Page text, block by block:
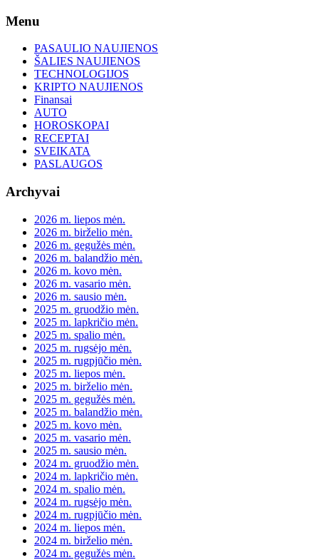
Skip
content
Menu
PASAULIO NAUJIENOS
ŠALIES NAUJIENOS
TECHNOLOGIJOS
KRIPTO NAUJIENOS
Finansai
AUTO
HOROSKOPAI
RECEPTAI
SVEIKATA
PASLAUGOS
Archyvai
2026 m. liepos mėn.
2026 m. birželio mėn.
2026 m. gegužės mėn.
2026 m. balandžio mėn.
2026 m. kovo mėn.
2026 m. vasario mėn.
2026 m. sausio mėn.
2025 m. gruodžio mėn.
2025 m. lapkričio mėn.
2025 m. spalio mėn.
2025 m. rugsėjo mėn.
2025 m. rugpjūčio mėn.
2025 m. liepos mėn.
2025 m. birželio mėn.
2025 m. gegužės mėn.
2025 m. balandžio mėn.
2025 m. kovo mėn.
2025 m. vasario mėn.
2025 m. sausio mėn.
2024 m. gruodžio mėn.
2024 m. lapkričio mėn.
2024 m. spalio mėn.
2024 m. rugsėjo mėn.
2024 m. rugpjūčio mėn.
2024 m. liepos mėn.
2024 m. birželio mėn.
2024 m. gegužės mėn.